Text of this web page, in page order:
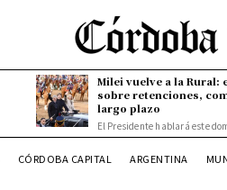
Milei vuelve a la Rural:
sobre retenciones,
largo plazo
El Presidente hablará este
CÓRDOBA CAPITAL ARGENTINA